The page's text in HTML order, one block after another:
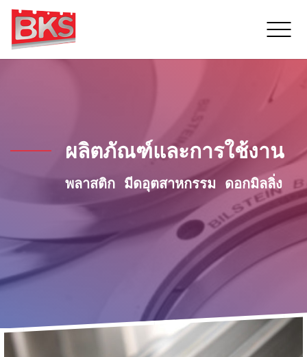
ผลิตภัณฑ์และการใช้งาน
พลาสติก มีดอุตสาหกรรม ดอกมิลลิ่ง